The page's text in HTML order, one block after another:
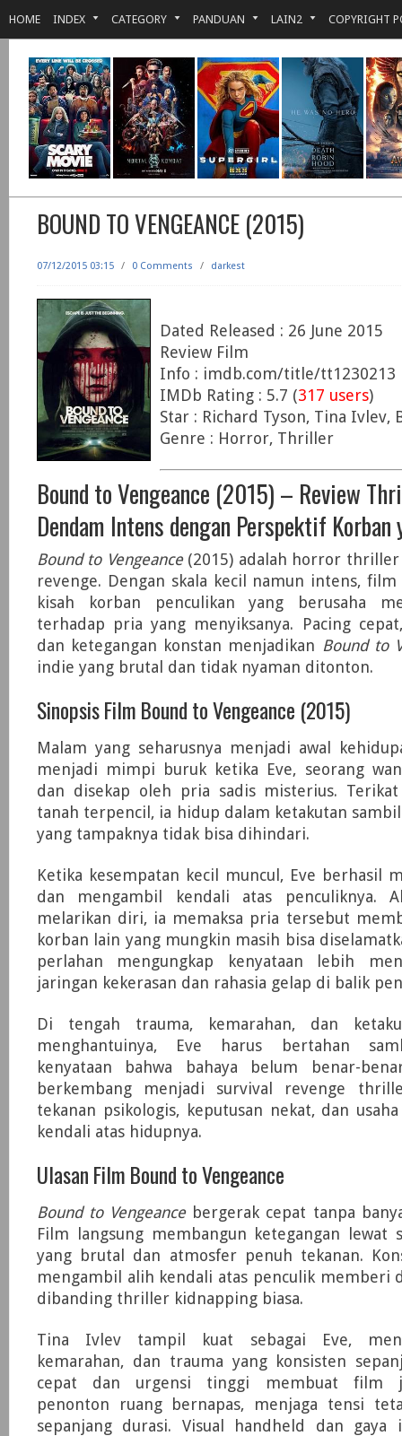
HOME INDEX CATEGORY PANDUAN LAIN2 COPYRIGHT
BOUND TO VENGEANCE (2015)
07/12/2015 03:15 / 0 Comments / darkest
Dated Released : 26 June 2015
Review Film
Info : imdb.com/title/tt1230213
IMDb Rating : 5.7 (317 users)
Star : Richard Tyson, Tina Ivlev,
Genre : Horror, Thriller
Bound to Vengeance (2015) – Review
Dendam Intens dengan Perspektif
Bound to Vengeance(2015) adalah horror
revenge. Dengan skala kecil namun intens,
kisah korban penculikan yang berusaha
terhadap pria yang menyiksanya. Pacing
dan ketegangan konstan menjadikan Bound to
indie yang brutal dan tidak nyaman ditonton.
Sinopsis Film Bound to Vengeance (2015)
Malam yang seharusnya menjadi awal
menjadi mimpi buruk ketika Eve, seorang
dan disekap oleh pria sadis misterius.
tanah terpencil, ia hidup dalam ketakutan
yang tampaknya tidak bisa dihindari.
Ketika kesempatan kecil muncul, Eve berhasil
dan mengambil kendali atas penculiknya.
melarikan diri, ia memaksa pria tersebut
korban lain yang mungkin masih bisa
perlahan mengungkap kenyataan lebih
jaringan kekerasan dan rahasia gelap di balik
Di tengah trauma, kemarahan, dan
menghantuinya, Eve harus bertahan
kenyataan bahwa bahaya belum benar-
berkembang menjadi survival revenge
tekanan psikologis, keputusan nekat, dan
kendali atas hidupnya.
Ulasan Film Bound to Vengeance
Bound to Vengeancebergerak cepat tanpa
Film langsung membangun ketegangan lewat
yang brutal dan atmosfer penuh tekanan.
mengambil alih kendali atas penculik memberi
dibanding thriller kidnapping biasa.
Tina Ivlev tampil kuat sebagai Eve,
kemarahan, dan trauma yang konsisten
cepat dan urgensi tinggi membuat film
penonton ruang bernapas, menjaga tensi
sepanjang durasi. Visual handheld dan gaya